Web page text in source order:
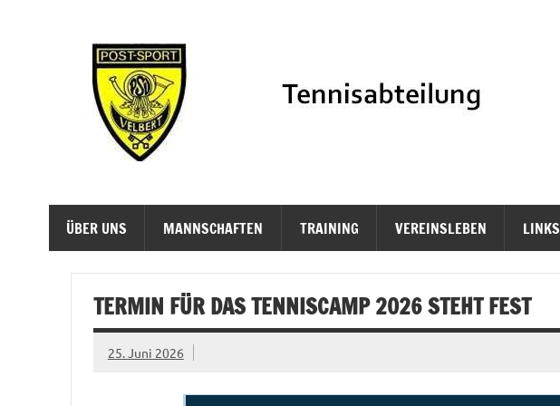
ÜBER UNS MANNSCHAFTEN TRAINING VEREINSLEBEN LINKS
TERMIN FÜR DAS TENNISCAMP 2026 STEHT FEST
25. Juni 2026